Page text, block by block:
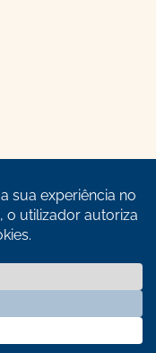
Made by WDS